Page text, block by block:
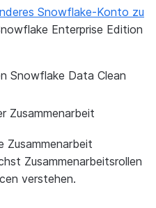
Snowflake-Konto zu
Enterprise Edition
Snowflake Data Clean
Zusammenarbeit
Zusammenarbeit
Zusammenarbeitsrollen
verstehen.